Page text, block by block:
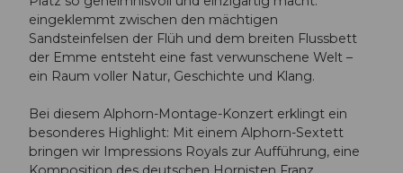
eingeklemmt zwischen den mächtigen
Sandsteinfelsen der Flüh und dem breiten Flussbett
der Emme entsteht eine fast verwunschene Welt –
ein Raum voller Natur, Geschichte und Klang.
Bei diesem Alphorn-Montage-Konzert erklingt ein
besonderes Highlight: Mit einem Alphorn-Sextett
bringen wir Impressions Royals zur Aufführung, eine